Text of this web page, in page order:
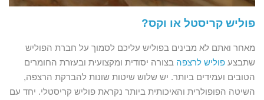
פוליש קריסטל או וקס?
מאחר ואתם לא מבינים בפוליש עליכם לסמוך על חברת הפוליש
שתבצע פוליש לרצפה בצורה יסודית ומקצועית ובעזרת החומרים
הטובים ועמידים ביותר. יש שלוש שיטות שונות להברקת הרצפה,
השיטה הפופולרית והאיכותית ביותר נקראת פוליש קריסטלי. יחד עם